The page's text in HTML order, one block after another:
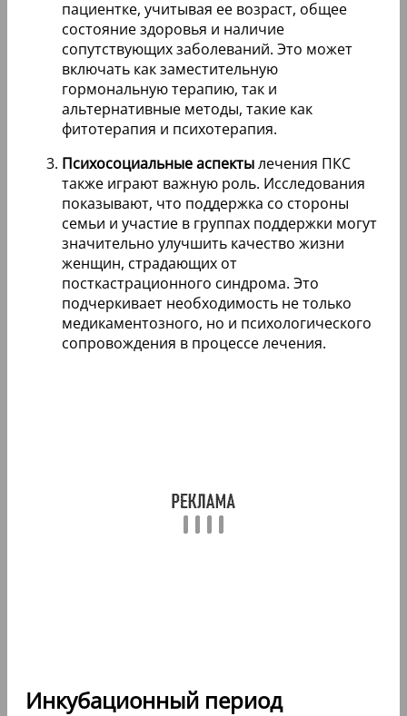
пациентке, учитывая ее возраст, общее
состояние здоровья и наличие
сопутствующих заболеваний. Это может
включать как заместительную
гормональную терапию, так и
альтернативные методы, такие как
фитотерапия и психотерапия.
Психосоциальные аспектылечения ПКС
также играют важную роль. Исследования
показывают, что поддержка со стороны
семьи и участие в группах поддержки могут
значительно улучшить качество жизни
женщин, страдающих от
посткастрационного синдрома. Это
подчеркивает необходимость не только
медикаментозного, но и психологического
сопровождения в процессе лечения.
Инкубационный период